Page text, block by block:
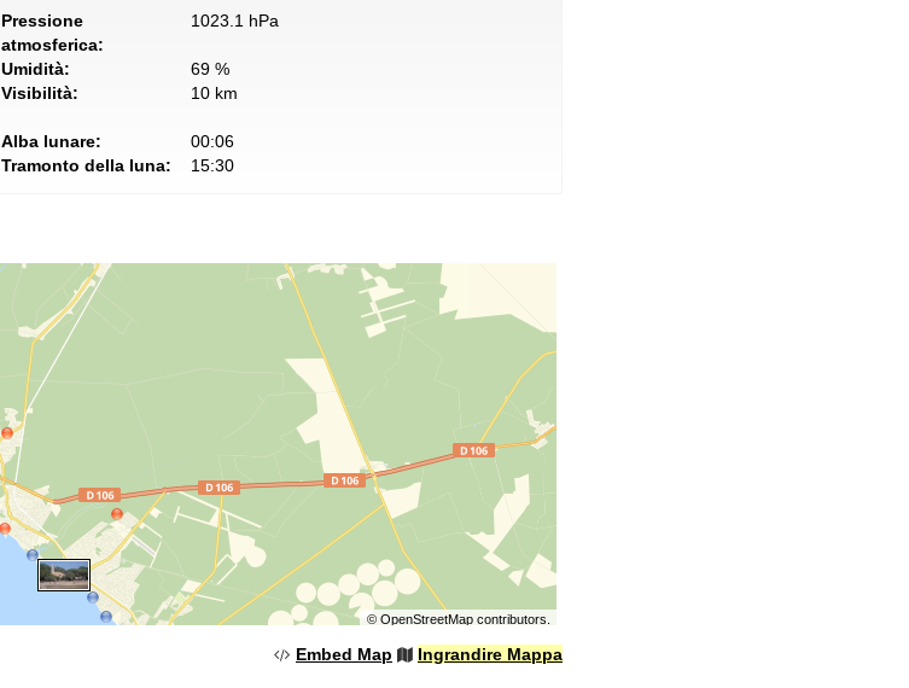
Pressione
atmosferica:
1023.1 hPa
Umidità:
69 %
Visibilità:
10 km
Alba lunare:
00:06
Tramonto della luna:
15:30
© OpenStreetMapcontributors.
Embed Map Ingrandire Mappa